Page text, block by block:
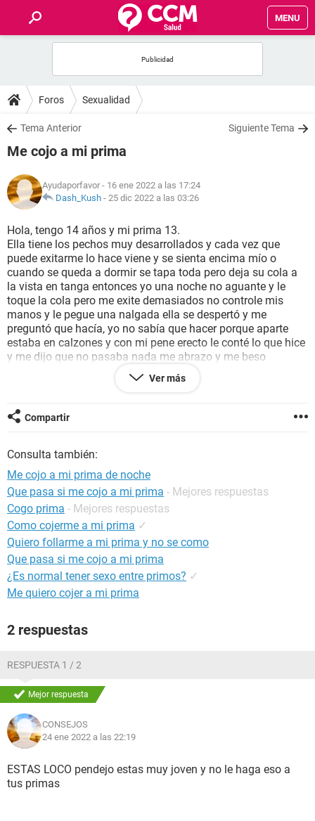
MENU
FOROS
SALUD
FAMILIA
NUTRICIÓN
BIENESTAR
SEXUALIDAD
GLOSARIO
Foros Sexualidad
Tema Anterior Siguiente Tema
Me cojo a mi prima
Ayudaporfavor - 16 ene 2022 a las 17:24
Dash_Kush - 25 dic 2022 a las 03:26
Hola, tengo 14 años y mi prima 13.
Ella tiene los pechos muy desarrollados y cada vez que
puede exitarme lo hace viene y se sienta encima mío o
cuando se queda a dormir se tapa toda pero deja su cola a
la vista en tanga entonces yo una noche no aguante y le
toque la cola pero me exite demasiados no controle mis
manos y le pegue una nalgada ella se despertó y me
preguntó que hacía, yo no sabía que hacer porque aparte
estaba en calzones y con mi pene erecto le conté lo que hice
y me dijo que no pasaba nada me abrazo y me beso
arrancamos a chapar y termino en sexo habremos estado 5
minutos cuando acabe dormimos al día siguiente me
cada avez se hace más rutinario
Ver más
Compartir
Consulta también:
Me cojo a mi prima de noche
Que pasa si me cojo a mi prima - Mejores respuestas
Cogo prima - Mejores respuestas
Como cojerme a mi prima ✓
Quiero follarme a mi prima y no se como
Que pasa si me cojo a mi prima
¿Es normal tener sexo entre primos? ✓
Me quiero cojer a mi prima
2 respuestas
RESPUESTA 1 / 2
Mejor respuesta
CONSEJOS
24 ene 2022 a las 22:19
ESTAS LOCO pendejo estas muy joven y no le haga eso a
tus primas